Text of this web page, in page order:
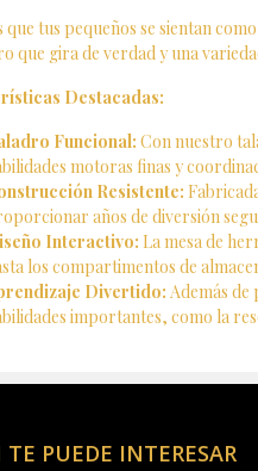
que tus pequeños se sientan
que gira de verdad y una
Destacadas:
Funcional: Con nuestro
motoras finas y
Resistente:
años de diversión
Interactivo: La mesa de
los compartimentos de
Divertido: Además
importantes, como la
PUEDE INTERESAR